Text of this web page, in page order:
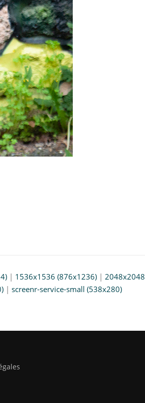
| 1536x1536 (876x1236) | 2048x2048
| screenr-service-small (538x280)